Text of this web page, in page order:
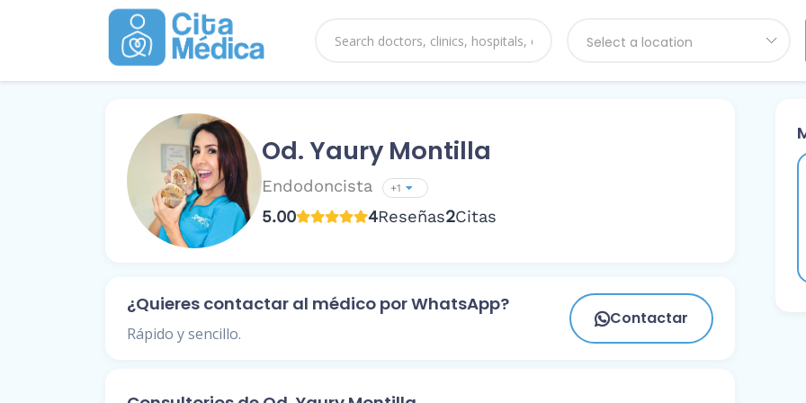
Select a location
Od. Yaury Montilla
Endodoncista +1
5.00 4Reseñas2Citas
¿Quieres contactar al médico por WhatsApp?
Rápido y sencillo.
Contactar